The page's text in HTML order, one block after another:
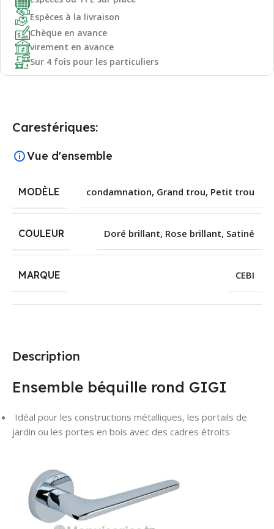
Espèces à la livraison
Chèque en avance
virement en avance
Sur 4 fois pour les particuliers
Description
Ensemble béquille rond GIGI
Idéal pour les constructions métalliques, les portails de
jardin ou les portes en bois avec des cadres étroits
Carestériques:
Vue d'ensemble
MODÈLE condamnation, Grand trou, Petit trou
COULEUR Doré brillant, Rose brillant, Satiné
MARQUE CEBI